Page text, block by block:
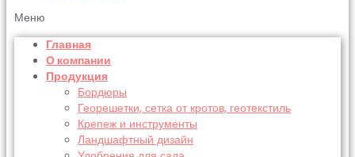
Меню
Главная
О компании
Продукция
Бордюры
Георешетки, сетка от кротов, геотекстиль
Крепеж и инструменты
Ландшафтный дизайн